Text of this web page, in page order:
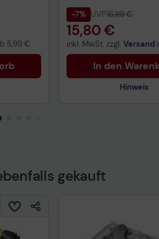
5,99 €
-7% UVP16,99 €
15,80 €
inkl. MwSt. zzgl. Versand
In den
Hinweis
Technisches
gekauft